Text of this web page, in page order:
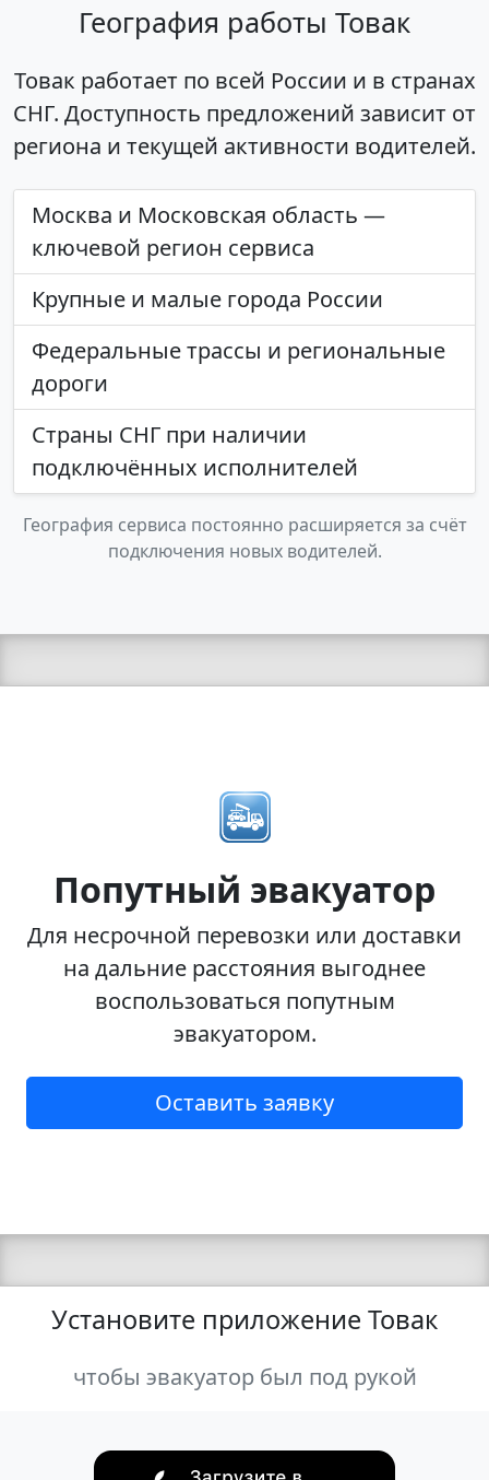
География работы Товак
Товак работает по всей России и в странах
СНГ. Доступность предложений зависит от
региона и текущей активности водителей.
Москва и Московская область —
ключевой регион сервиса
Крупные и малые города России
Федеральные трассы и региональные
дороги
Страны СНГ при наличии
подключённых исполнителей
География сервиса постоянно расширяется за счёт
подключения новых водителей.
Попутный эвакуатор
Для несрочной перевозки или доставки
на дальние расстояния выгоднее
воспользоваться попутным
эвакуатором.
Оставить заявку
Установите приложение Товак
чтобы эвакуатор был под рукой